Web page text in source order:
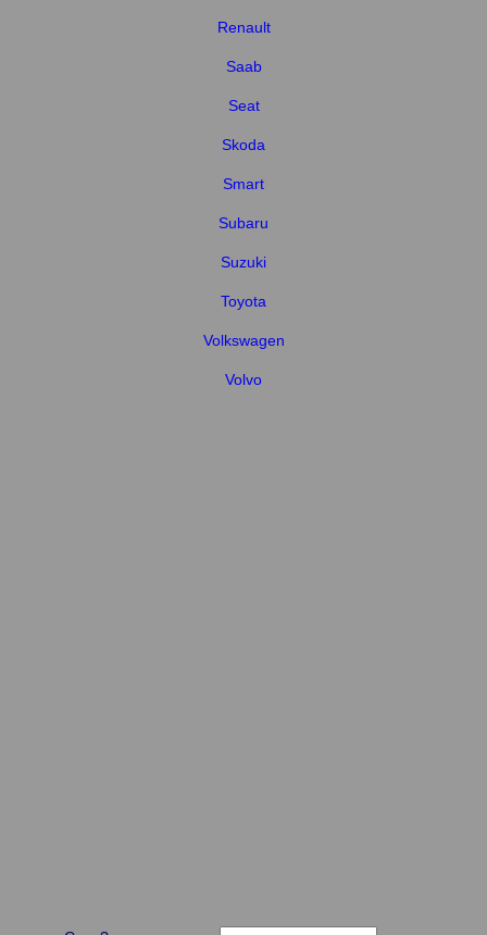
Renault
Saab
Seat
Skoda
Smart
Subaru
Suzuki
Toyota
Volkswagen
Volvo